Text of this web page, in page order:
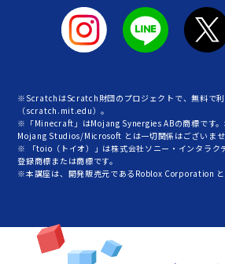
※ScratchはScratch財団のプロジェクトで、無料で利
（scratch.mit.edu）。
※「Minecraft」はMojang Synergies ABの商標です。
Mojang Studios/Microsoft とは一切関係はございませ
※ 「toio（トイオ）」は株式会社ソニー・インタラク
登録商標または商標です。
※本講座は、開発販売元であるRoblox Corporation と